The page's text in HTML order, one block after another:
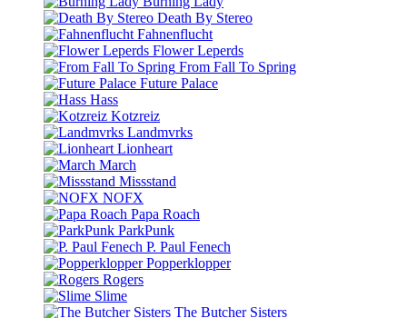
Death By Stereo
Fahnenflucht
Flower Leperds
From Fall To Spring
Future Palace
Hass
Kotzreiz
Landmvrks
Lionheart
March
Missstand
NOFX
Papa Roach
ParkPunk
P. Paul Fenech
Popperklopper
Rogers
Slime
The Butcher Sisters